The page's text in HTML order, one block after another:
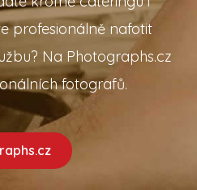
profesionálně nafotit
Na Photographs.cz
fotografů.